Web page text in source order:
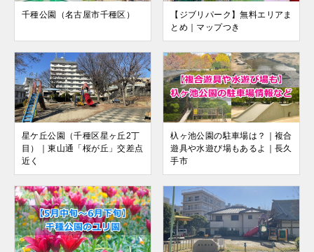
千種公園（名古屋市千種区）
【ジブリパーク】無料エリアま
とめ｜マップつき
星ケ丘公園（千種区星ヶ丘2丁
目）｜東山通「桜が丘」交差点
近く
杁ヶ池公園の駐車場は？｜複合
遊具や水遊び場もあるよ｜長久
手市